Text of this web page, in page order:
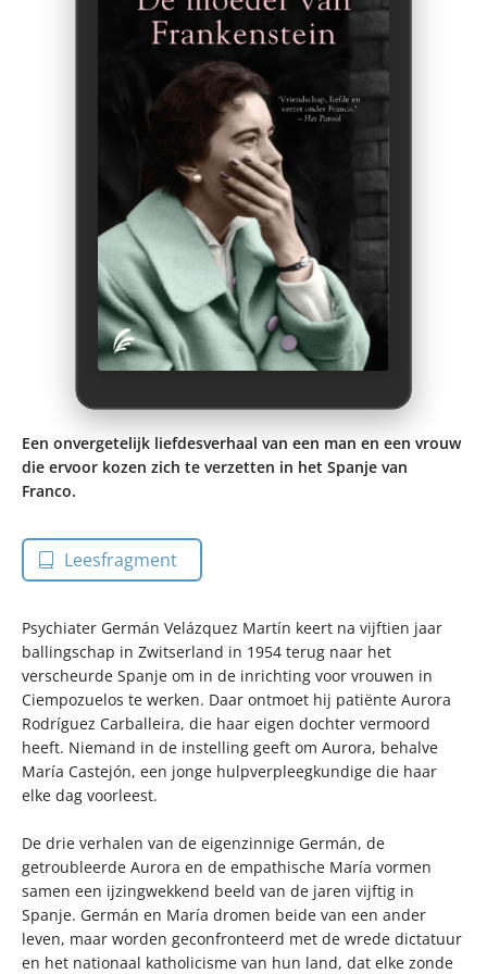
Een onvergetelijk liefdesverhaal van een man en een vrouw
die ervoor kozen zich te verzetten in het Spanje van
Franco.
Leesfragment
Psychiater Germán Velázquez Martín keert na vijftien jaar
ballingschap in Zwitserland in 1954 terug naar het
verscheurde Spanje om in de inrichting voor vrouwen in
Ciempozuelos te werken. Daar ontmoet hij patiënte Aurora
Rodríguez Carballeira, die haar eigen dochter vermoord
heeft. Niemand in de instelling geeft om Aurora, behalve
María Castejón, een jonge hulpverpleegkundige die haar
elke dag voorleest.
De drie verhalen van de eigenzinnige Germán, de
getroubleerde Aurora en de empathische María vormen
samen een ijzingwekkend beeld van de jaren vijftig in
Spanje. Germán en María dromen beide van een ander
leven, maar worden geconfronteerd met de wrede dictatuur
en het nationaal katholicisme van hun land, dat elke zonde